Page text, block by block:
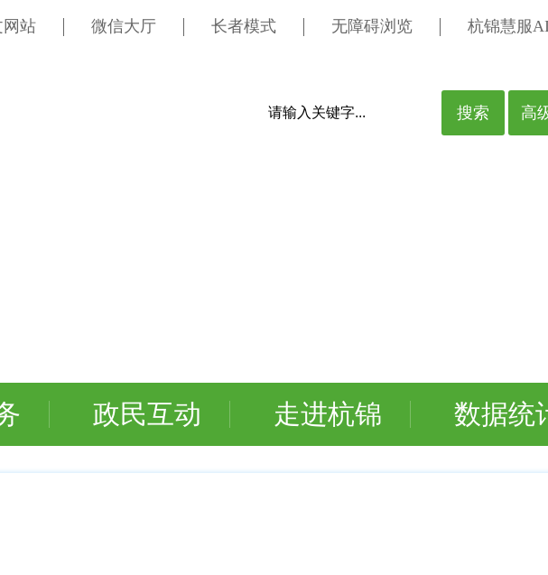
网站 微信大厅 长者模式 无障碍浏览 杭锦慧服
政民互动 走进杭锦 数据统